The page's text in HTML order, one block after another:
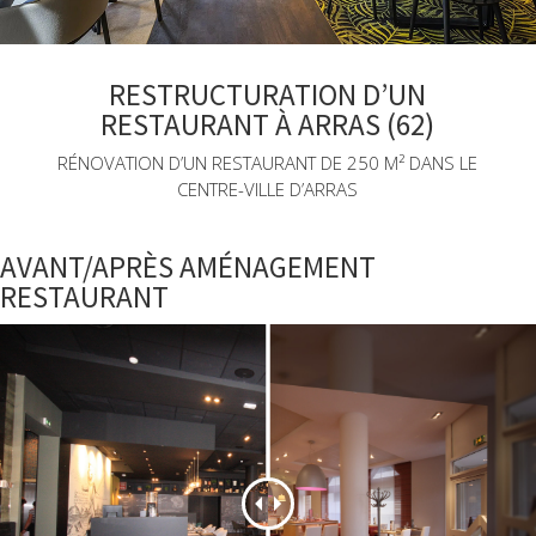
RESTRUCTURATION D’UN
RESTAURANT À ARRAS (62)
RÉNOVATION D’UN RESTAURANT DE 250 M² DANS LE
CENTRE-VILLE D’ARRAS
AVANT/APRÈS AMÉNAGEMENT
RESTAURANT